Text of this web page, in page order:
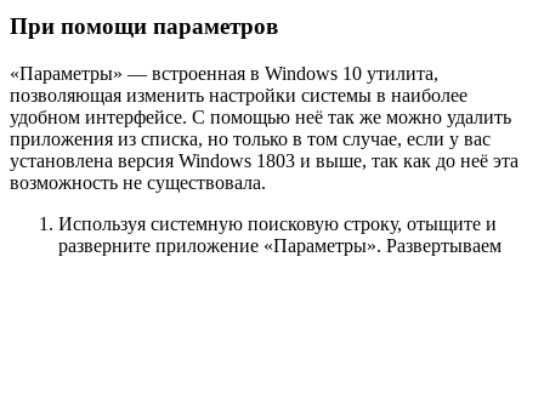
При помощи параметров
«Параметры» — встроенная в Windows 10 утилита,
позволяющая изменить настройки системы в наиболее
удобном интерфейсе. С помощью неё так же можно удалить
приложения из списка, но только в том случае, если у вас
установлена версия Windows 1803 и выше, так как до неё эта
возможность не существовала.
Используя системную поисковую строку, отыщите и
разверните приложение «Параметры». Развертываем